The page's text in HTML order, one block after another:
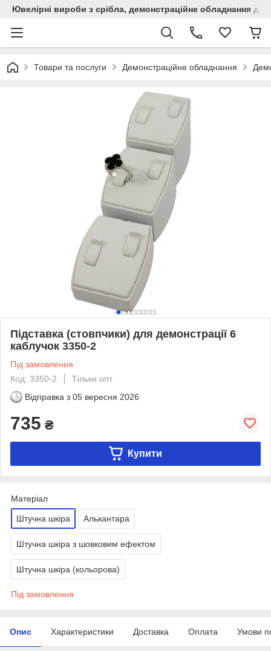
Ювелірні вироби з срібла, демонстраційне обладнання
Товари та послуги Демонстраційне обладнання
Підставка (стовпчики) для демонстрації 6
каблучок 3350-2
Під замовлення
Код: 3350-2
Тільки опт
Відправка з 05 вересня 2026
735 ₴
Купити
Матеріал
Штучна шкіра Алькантара
Штучна шкіра з шовковим ефектом
Штучна шкіра (кольорова)
Під замовлення
Опис Характеристики Доставка Оплата Умови